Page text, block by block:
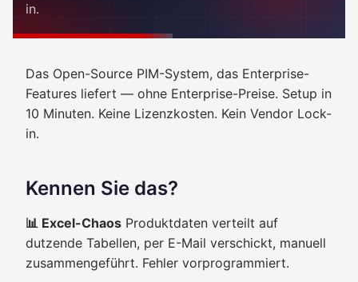
in.
Das Open-Source PIM-System, das Enterprise-
Features liefert — ohne Enterprise-Preise. Setup in
10 Minuten. Keine Lizenzkosten. Kein Vendor Lock-
in.
Kennen Sie das?
📊 Excel-Chaos Produktdaten verteilt auf
dutzende Tabellen, per E-Mail verschickt, manuell
zusammengeführt. Fehler vorprogrammiert.